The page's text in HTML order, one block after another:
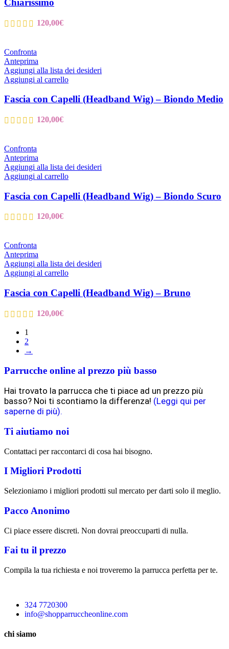
Chiarissimo
120,00€
Confronta
Anteprima
Aggiungi alla lista dei desideri
Aggiungi al carrello
Fascia con Capelli (Headband Wig) – Biondo Medio
120,00€
Confronta
Anteprima
Aggiungi alla lista dei desideri
Aggiungi al carrello
Fascia con Capelli (Headband Wig) – Biondo Scuro
120,00€
Confronta
Anteprima
Aggiungi alla lista dei desideri
Aggiungi al carrello
Fascia con Capelli (Headband Wig) – Bruno
120,00€
1
2
→
Parrucche online al prezzo più basso
Hai trovato la parrucca che ti piace ad un prezzo più
basso? Noi ti scontiamo la differenza! (Leggi qui per
saperne di più).
Ti aiutiamo noi
Contattaci per raccontarci di cosa hai bisogno.
I Migliori Prodotti
Selezioniamo i migliori prodotti sul mercato per darti solo il meglio.
Pacco Anonimo
Ci piace essere discreti. Non dovrai preoccuparti di nulla.
Fai tu il prezzo
Compila la tua richiesta e noi troveremo la parrucca perfetta per te.
324 7720300
info@shopparruccheonline.com
chi siamo